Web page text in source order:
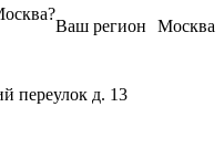
Москва
Ваш регион
?
переулок д. 13